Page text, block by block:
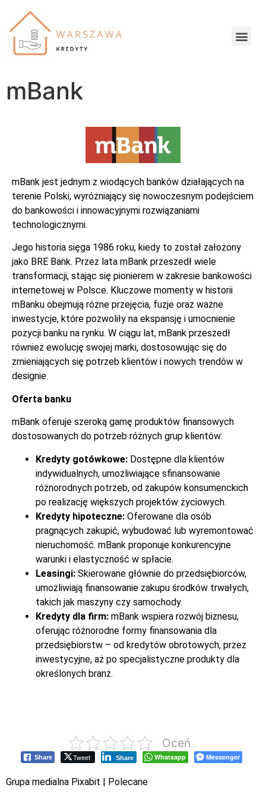
mBank
mBank jest jednym z wiodących banków działających na
terenie Polski, wyróżniający się nowoczesnym podejściem
do bankowości i innowacyjnymi rozwiązaniami
technologicznymi.
Jego historia sięga 1986 roku, kiedy to został założony
jako BRE Bank. Przez lata mBank przeszedł wiele
transformacji, stając się pionierem w zakresie bankowości
internetowej w Polsce. Kluczowe momenty w historii
mBanku obejmują różne przejęcia, fuzje oraz ważne
inwestycje, które pozwoliły na ekspansję i umocnienie
pozycji banku na rynku. W ciągu lat, mBank przeszedł
również ewolucję swojej marki, dostosowując się do
zmieniających się potrzeb klientów i nowych trendów w
designie.
Oferta banku
mBank oferuje szeroką gamę produktów finansowych
dostosowanych do potrzeb różnych grup klientów:
Kredyty gotówkowe: Dostępne dla klientów
indywidualnych, umożliwiające sfinansowanie
różnorodnych potrzeb, od zakupów konsumenckich
po realizację większych projektów życiowych.
Kredyty hipoteczne: Oferowane dla osób
pragnących zakupić, wybudować lub wyremontować
nieruchomość. mBank proponuje konkurencyjne
warunki i elastyczność w spłacie.
Leasingi: Skierowane głównie do przedsiębiorców,
umożliwiają finansowanie zakupu środków trwałych,
takich jak maszyny czy samochody.
Kredyty dla firm: mBank wspiera rozwój biznesu,
oferując różnorodne formy finansowania dla
przedsiębiorstw – od kredytów obrotowych, przez
inwestycyjne, aż po specjalistyczne produkty dla
określonych branż.
Oceń
Share Tweet Share Whatsapp Messenger
Grupa medialna Pixabit | Polecane